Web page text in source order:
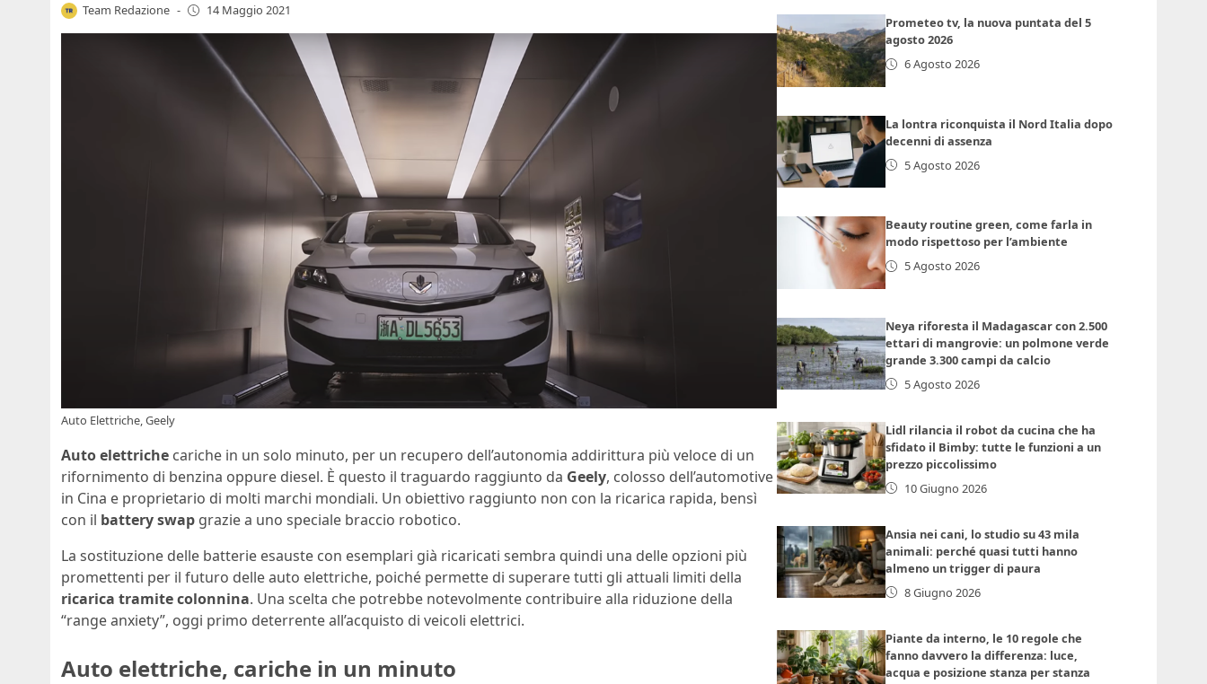
Team Redazione - 14 Maggio 2021
Auto Elettriche, Geely
Auto elettriche cariche in un solo minuto, per un recupero dell’autonomia addirittura più veloce di un
rifornimento di benzina oppure diesel. È questo il traguardo raggiunto da Geely, colosso dell’automotive
in Cina e proprietario di molti marchi mondiali. Un obiettivo raggiunto non con la ricarica rapida, bensì
con il battery swap grazie a uno speciale braccio robotico.
La sostituzione delle batterie esauste con esemplari già ricaricati sembra quindi una delle opzioni più
promettenti per il futuro delle auto elettriche, poiché permette di superare tutti gli attuali limiti della
ricarica tramite colonnina. Una scelta che potrebbe notevolmente contribuire alla riduzione della
“range anxiety”, oggi primo deterrente all’acquisto di veicoli elettrici.
Auto elettriche, cariche in un minuto
Prometeo tv, la nuova puntata del 5
agosto 2026
6 Agosto 2026
La lontra riconquista il Nord Italia dopo
decenni di assenza
5 Agosto 2026
Beauty routine green, come farla in
modo rispettoso per l’ambiente
5 Agosto 2026
Neya riforesta il Madagascar con 2.500
ettari di mangrovie: un polmone verde
grande 3.300 campi da calcio
5 Agosto 2026
Lidl rilancia il robot da cucina che ha
sfidato il Bimby: tutte le funzioni a un
prezzo piccolissimo
10 Giugno 2026
Ansia nei cani, lo studio su 43 mila
animali: perché quasi tutti hanno
almeno un trigger di paura
8 Giugno 2026
Piante da interno, le 10 regole che
fanno davvero la differenza: luce,
acqua e posizione stanza per stanza